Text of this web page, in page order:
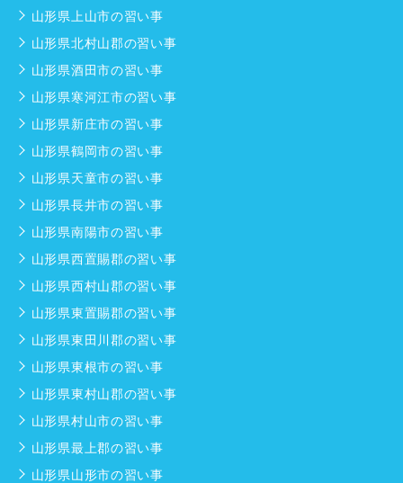
山形県上山市の習い事
山形県北村山郡の習い事
山形県酒田市の習い事
山形県寒河江市の習い事
山形県新庄市の習い事
山形県鶴岡市の習い事
山形県天童市の習い事
山形県長井市の習い事
山形県南陽市の習い事
山形県西置賜郡の習い事
山形県西村山郡の習い事
山形県東置賜郡の習い事
山形県東田川郡の習い事
山形県東根市の習い事
山形県東村山郡の習い事
山形県村山市の習い事
山形県最上郡の習い事
山形県山形市の習い事